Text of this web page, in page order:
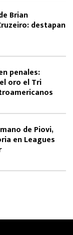
Brian
destapan
penales:
oro el Tri
de Piovi,
en Leagues